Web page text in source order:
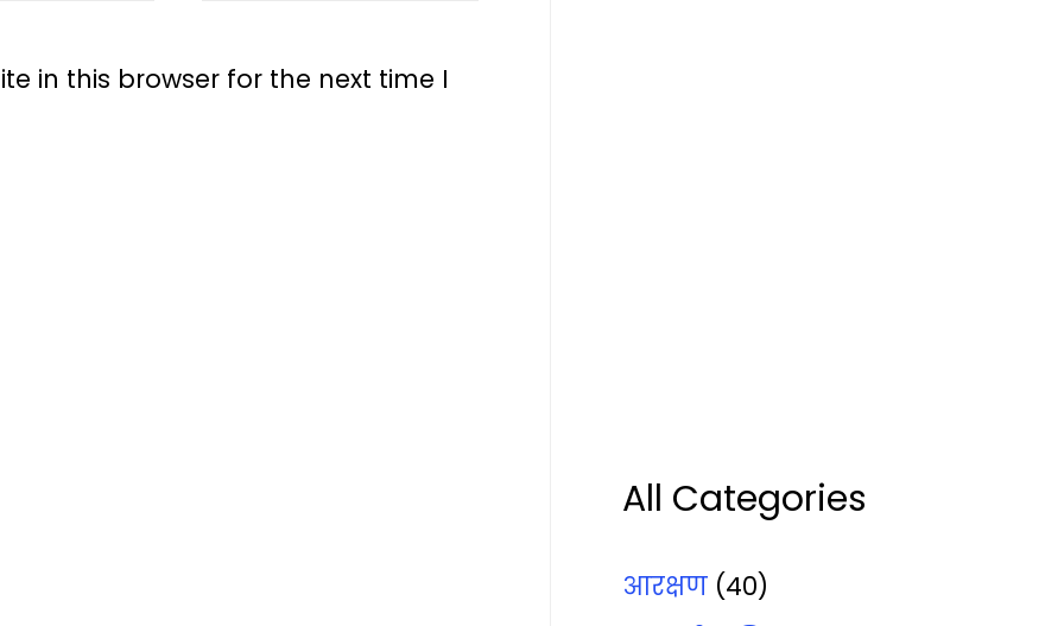
in this browser for the next time I
All Categories
आरक्षण (40)